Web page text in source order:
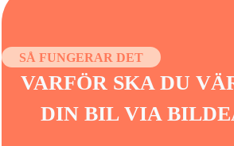
SÅ FUNGERAR DET
VARFÖR SKA DU
DIN BIL VIA